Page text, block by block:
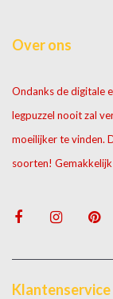
Over ons
Ondanks de digitale
legpuzzel nooit zal
moeilijker te vinden.
soorten!
Klantenservice